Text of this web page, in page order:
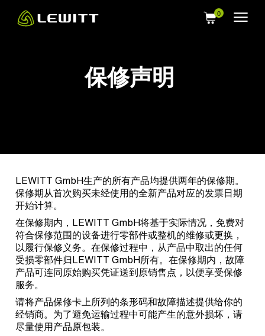
保修声明
LEWITT GmbH生产的所有产品均提供两年的保修期。
保修期从首次购买未经使用的全新产品对应的发票日期
开始计算。
在保修期内，LEWITT GmbH将基于实际情况，免费对
符合保修范围的设备进行零部件或整机的维修或更换，
以履行保修义务。在保修过程中，从产品中取出的任何
受损零部件归LEWITT GmbH所有。在保修期内，故障
产品可连同原始购买凭证送到原销售点，以便享受保修
服务。
请将产品保修卡上所列的条形码和故障描述提供给你的
经销商。为了避免运输过程中可能产生的意外损坏，请
尽量使用产品原包装。